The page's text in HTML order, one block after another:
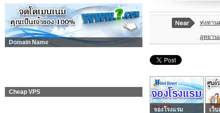
Domain Name
Cheap VPS
ทุ่งทาน
อุทยาน
จองโรงแรม เว็